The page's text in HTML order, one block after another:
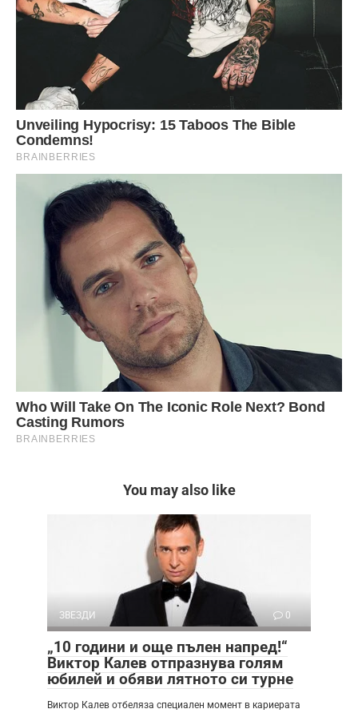
You may also like
ЗВЕЗДИ 0
„10 години и още пълен напред!“
Виктор Калев отпразнува голям
юбилей и обяви лятното си турне
Виктор Калев отбеляза специален момент в кариерата